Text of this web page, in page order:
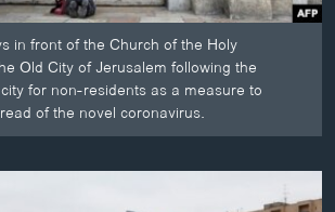
ງin front of the Church of the Holy
Old City of Jerusalem following the
for non-residents as a measure to
of the novel coronavirus.